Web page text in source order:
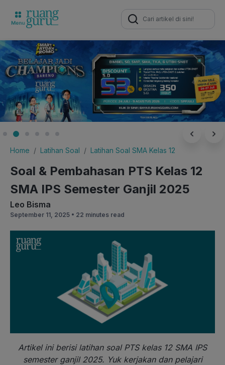
Search
for:
Home Latihan Soal Latihan Soal SMA Kelas 12
Soal & Pembahasan PTS Kelas 12
SMA IPS Semester Ganjil 2025
Leo Bisma
September 11, 2025 • 22 minutes read
Artikel ini berisi latihan soal PTS kelas 12 SMA IPS
semester ganjil 2025. Yuk kerjakan dan pelajari